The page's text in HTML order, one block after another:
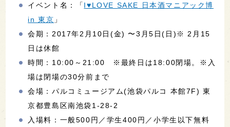
イベント名：「 I♥LOVE SAKE 日本酒マニアック博
in 東京 」
会期：2017年2月10日(金) 〜3月5日(日)※ 2月15
日は休館
時間：10:00～21:00 ※最終日は18:00閉場。※入
場は閉場の30分前まで
会場：パルコミュージアム(池袋パルコ 本館7F) 東
京都豊島区南池袋1-28-2
入場料：一般500円／学生400円／小学生以下無料